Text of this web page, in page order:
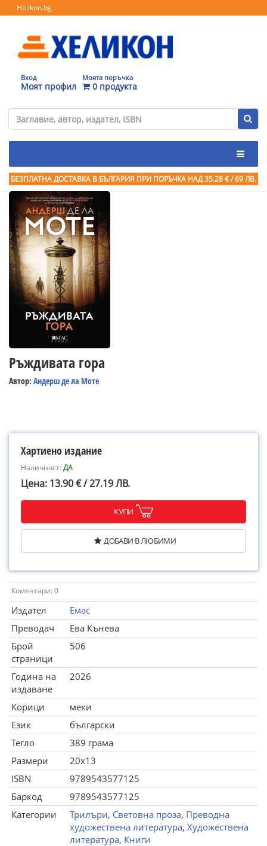
Helikon.bg
Вход
Моят профил
Моята поръчка
0 продукта
БЕЗПЛАТНА ДОСТАВКА В БЪЛГАРИЯ ПРИ ПОРЪЧКА НАД 35.28 € / 69 ЛВ.
Ръждивата гора
Автор: Андерш де ла Моте
Хартиено издание
Наличност:ДА
Цена: 13.90 € / 27.19 ЛВ.
КУПИ
ДОБАВИ В ЛЮБИМИ
Коментари: 0
Издател
Емас
Преводач
Ева Кънева
Брой
страници
506
Година на
издаване
2026
Корици
меки
Език
български
Тегло
389 грама
Размери
20x13
ISBN
9789543577125
Баркод
9789543577125
Категории
Трилъри, Световна проза, Преводна
художествена литература, Художествена
литература, Книги